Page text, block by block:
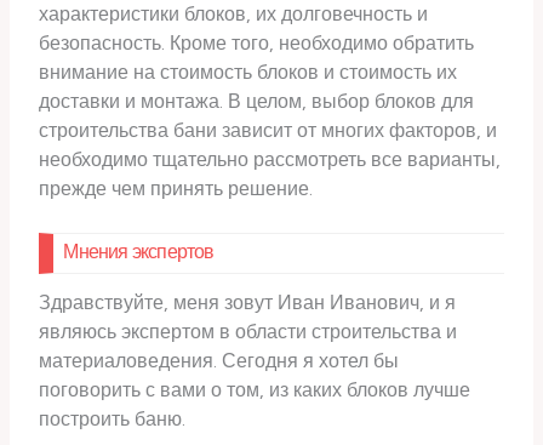
характеристики блоков, их долговечность и
безопасность. Кроме того, необходимо обратить
внимание на стоимость блоков и стоимость их
доставки и монтажа. В целом, выбор блоков для
строительства бани зависит от многих факторов, и
необходимо тщательно рассмотреть все варианты,
прежде чем принять решение.
Мнения экспертов
Здравствуйте, меня зовут Иван Иванович, и я
являюсь экспертом в области строительства и
материаловедения. Сегодня я хотел бы
поговорить с вами о том, из каких блоков лучше
построить баню.